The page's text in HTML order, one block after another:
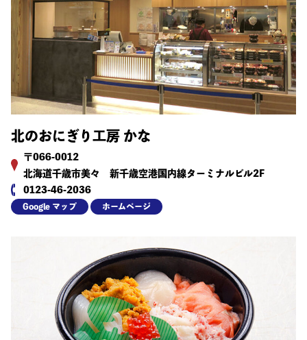
北のおにぎり工房 かな
〒066-0012
北海道千歳市美々 新千歳空港国内線ターミナルビル2F
0123-46-2036
Google マップ ホームページ